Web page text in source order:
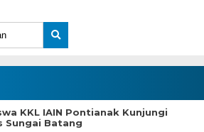
KKL IAIN Pontianak Kunjungi
Sungai Batang